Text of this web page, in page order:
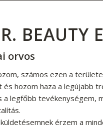
BEAUTY
orvos
számos ezen a
hozom haza a
legfőbb tevékenységem,
érzem a